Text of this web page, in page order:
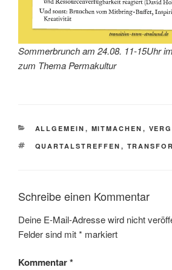
Sommerbrunch am 24.08. 11-15Uhr
zum Thema Permakultur
KATEGORIEN
ALLGEMEIN , MITMACHEN ,
SCHLAGWÖRTER
QUARTALSTREFFEN ,
Schreibe einen Kommentar
Deine E-Mail-Adresse wird nicht
Felder sind mit* markiert
Kommentar*